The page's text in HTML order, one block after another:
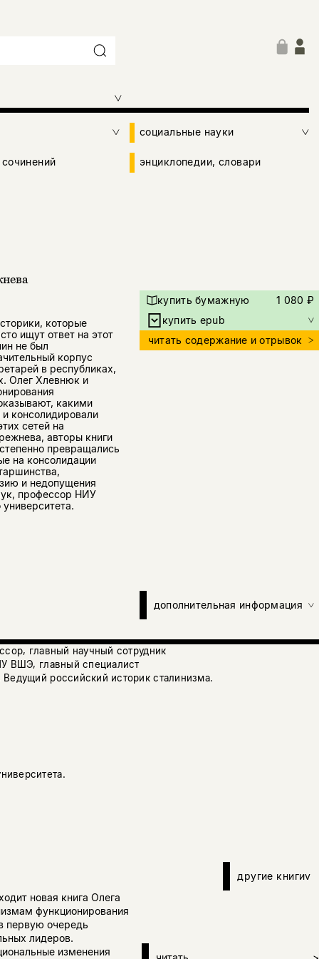
социальные науки
энциклопедии, словари
которые
ищут ответ на этот
не был
корпус
в республиках,
Олег Хлевнюк и
какими
консолидировали
сетей на
авторы книги
превращались
на консолидации
и недопущения
профессор НИУ
купить бумажную
1 080 ₽
купить epub
читать содержание и отрывок
дополнительная информация
главный научный сотрудник
ВШЭ, главный специалист
российский историк сталинизма.
другие книгиv
новая книга Олега
функционирования
первую очередь
лидеров.
изменения